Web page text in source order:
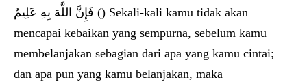
فَإِنَّ اللَّهَ بِهِ عَلِيمٌ () Sekali-kali kamu tidak akan
mencapai kebaikan yang sempurna, sebelum kamu
membelanjakan sebagian dari apa yang kamu cintai;
dan apa pun yang kamu belanjakan, maka